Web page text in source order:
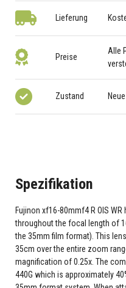
Lieferung
Preise
Alle
Zustand
Spezifikation
Fujinon xf16-80mmf4 R OIS
throughout the focal length of
the 35mm film format). This
35cm over the entire zoom
magnification of 0.25x. The
440G which is approximately